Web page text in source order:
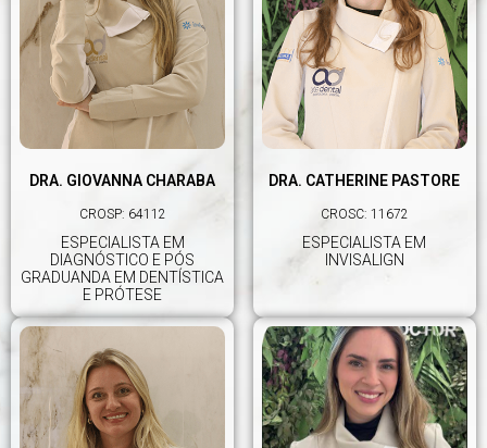
DRA. GIOVANNA CHARABA
CROSP: 64112
ESPECIALISTA EM
DIAGNÓSTICO E PÓS
GRADUANDA EM DENTÍSTICA
E PRÓTESE
DRA. CATHERINE PASTORE
CROSC: 11672
ESPECIALISTA EM
INVISALIGN